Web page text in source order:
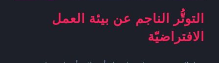
التوتُّر الناجم عن بيئة العمل
الافتراضيّة